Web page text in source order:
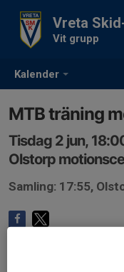
Kalender
Vreta
Vit grupp
MTB träning
Tisdag 2 jun,
Olstorp
Samling: 17:55,